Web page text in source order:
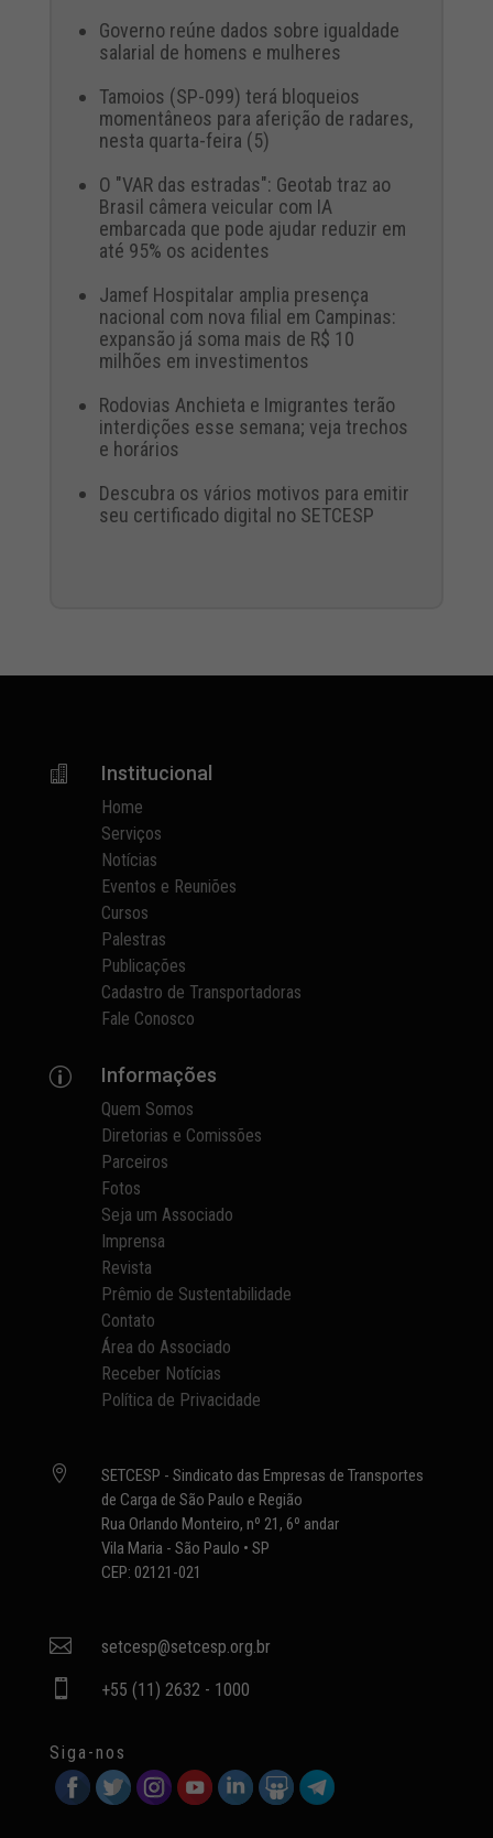
Governo reúne dados sobre igualdade
salarial de homens e mulheres
Tamoios (SP-099) terá bloqueios
momentâneos para aferição de radares,
nesta quarta-feira (5)
O "VAR das estradas": Geotab traz ao
Brasil câmera veicular com IA
embarcada que pode ajudar reduzir em
até 95% os acidentes
Jamef Hospitalar amplia presença
nacional com nova filial em Campinas:
expansão já soma mais de R$ 10
milhões em investimentos
Rodovias Anchieta e Imigrantes terão
interdições esse semana; veja trechos
e horários
Descubra os vários motivos para emitir
seu certificado digital no SETCESP
 Institucional
Home
Serviços
Notícias
Eventos e Reuniões
Cursos
Palestras
Publicações
Cadastro de Transportadoras
Fale Conosco
p Informações
Quem Somos
Diretorias e Comissões
Parceiros
Fotos
Seja um Associado
Imprensa
Revista
Prêmio de Sustentabilidade
Contato
Área do Associado
Receber Notícias
Política de Privacidade

SETCESP - Sindicato das Empresas de Transportes
de Carga de São Paulo e Região
Rua Orlando Monteiro, nº 21, 6º andar
Vila Maria - São Paulo • SP
CEP: 02121-021
 setcesp@setcesp.org.br
 +55 (11) 2632 - 1000
Siga-nos